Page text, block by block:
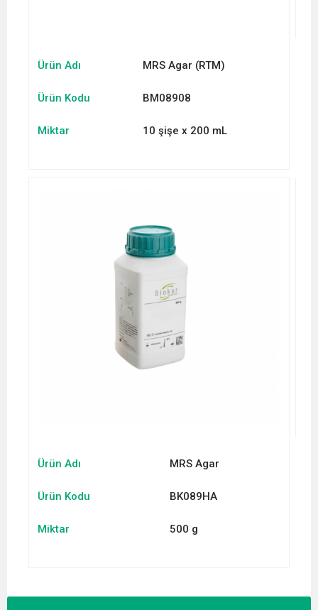
Ürün Adı MRS Agar (RTM)
Ürün Kodu BM08908
Miktar 10 şişe x 200 mL
Ürün Adı MRS Agar
Ürün Kodu BK089HA
Miktar 500 g